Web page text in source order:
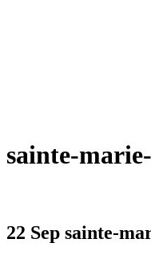
sainte-
22 Sep sainte-